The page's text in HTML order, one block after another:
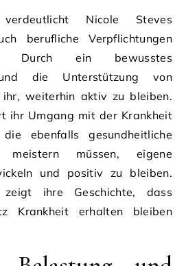
Nicole Steves
berufliche Verpflichtungen
Durch ein bewusstes
die Unterstützung von
weiterhin aktiv zu bleiben.
ihr Umgang mit der Krankheit
ebenfalls gesundheitliche
meistern müssen, eigene
und positiv zu bleiben.
zeigt ihre Geschichte, dass
Krankheit erhalten bleiben